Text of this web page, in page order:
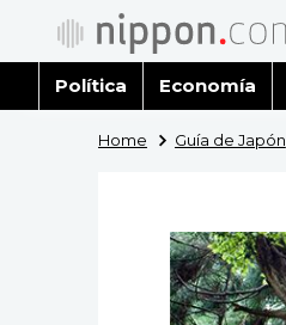
Política Economía
Home Guía de Japón